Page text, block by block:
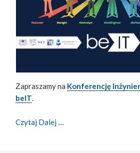
Zapraszamy na Konferencję
beIT.
Czytaj Dalej